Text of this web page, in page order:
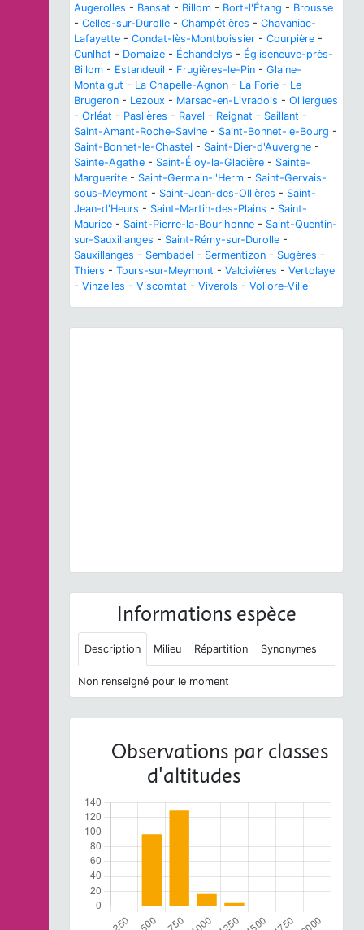
Augerolles - Bansat - Billom - Bort-l'Étang - Brousse
- Celles-sur-Durolle - Champétières - Chavaniac-
Lafayette - Condat-lès-Montboissier - Courpière -
Cunlhat - Domaize - Échandelys - Égliseneuve-près-
Billom - Estandeuil - Frugières-le-Pin - Glaine-
Montaigut - La Chapelle-Agnon - La Forie - Le
Brugeron - Lezoux - Marsac-en-Livradois - Olliergues
- Orléat - Paslières - Ravel - Reignat - Saillant -
Saint-Amant-Roche-Savine - Saint-Bonnet-le-Bourg -
Saint-Bonnet-le-Chastel - Saint-Dier-d'Auvergne -
Sainte-Agathe - Saint-Éloy-la-Glacière - Sainte-
Marguerite - Saint-Germain-l'Herm - Saint-Gervais-
sous-Meymont - Saint-Jean-des-Ollières - Saint-
Jean-d'Heurs - Saint-Martin-des-Plains - Saint-
Maurice - Saint-Pierre-la-Bourlhonne - Saint-Quentin-
sur-Sauxillanges - Saint-Rémy-sur-Durolle -
Sauxillanges - Sembadel - Sermentizon - Sugères -
Thiers - Tours-sur-Meymont - Valcivières - Vertolaye
- Vinzelles - Viscomtat - Viverols - Vollore-Ville
Informations espèce
Description Milieu Répartition Synonymes
Non renseigné pour le moment
Observations par classes
d'altitudes